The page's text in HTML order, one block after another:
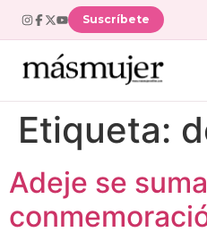
Suscríbete
Etiqueta:
Adeje se